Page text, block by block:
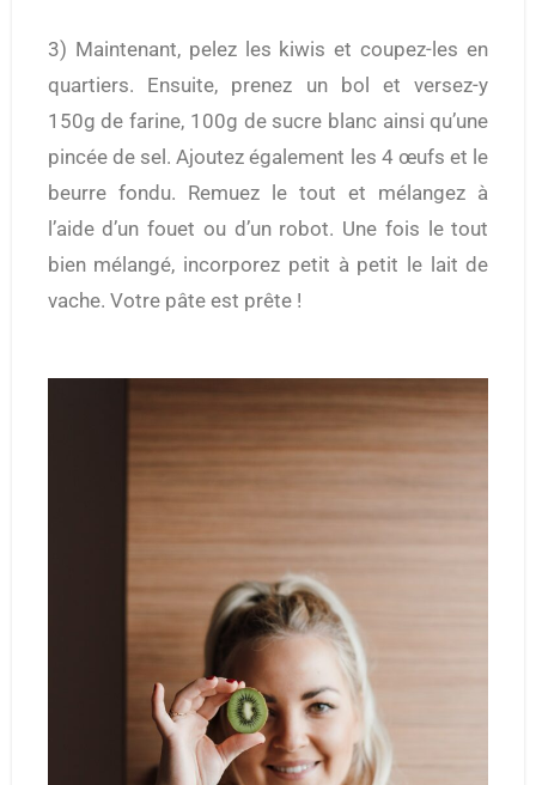
3) Maintenant, pelez les kiwis et coupez-les en
quartiers. Ensuite, prenez un bol et versez-y
150g de farine, 100g de sucre blanc ainsi qu’une
pincée de sel. Ajoutez également les 4 œufs et le
beurre fondu. Remuez le tout et mélangez à
l’aide d’un fouet ou d’un robot. Une fois le tout
bien mélangé, incorporez petit à petit le lait de
vache. Votre pâte est prête !